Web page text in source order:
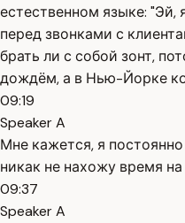
естественном языке:
перед звонками с
брать ли с собой зонт,
дождём, а в Нью-Йорке
09:19
Speaker A
Мне кажется, я
никак не нахожу время
09:37
Speaker A